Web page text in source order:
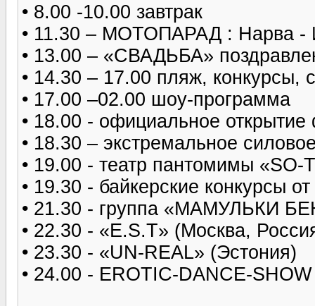
• 8.00 -10.00 завтрак
• 11.30 – МОТОПАРАД : Нарва -
• 13.00 – «СВАДЬБА»
• 14.30 – 17.00 пляж, конкурсы,
• 17.00 –02.00 шоу-программа
• 18.00 - официальное открытие
• 18.30 – экстремальное
• 19.00 - театр пантомимы
• 19.30 - байкерские конкурсы
• 21.30 - группа «МАМУЛЬКИ
• 22.30 - «E.S.T» (Москва,
• 23.30 - «UN-REAL» (Эстония)
• 24.00 - EROTIC-DANCE-SHOW